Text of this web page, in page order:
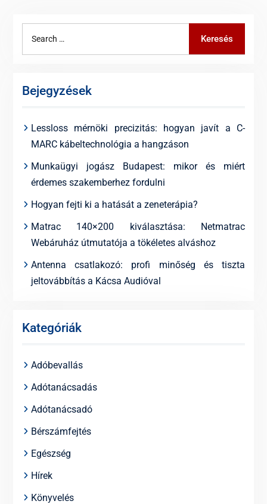
Keresés
Bejegyzések
Lessloss mérnöki precizitás: hogyan javít a C-
MARC kábeltechnológia a hangzáson
Munkaügyi jogász Budapest: mikor és miért
érdemes szakemberhez fordulni
Hogyan fejti ki a hatását a zeneterápia?
Matrac 140×200 kiválasztása: Netmatrac
Webáruház útmutatója a tökéletes alváshoz
Antenna csatlakozó: profi minőség és tiszta
jeltovábbítás a Kácsa Audióval
Kategóriák
Adóbevallás
Adótanácsadás
Adótanácsadó
Bérszámfejtés
Egészség
Hírek
Könyvelés